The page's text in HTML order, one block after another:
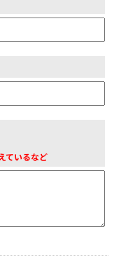
ているなど